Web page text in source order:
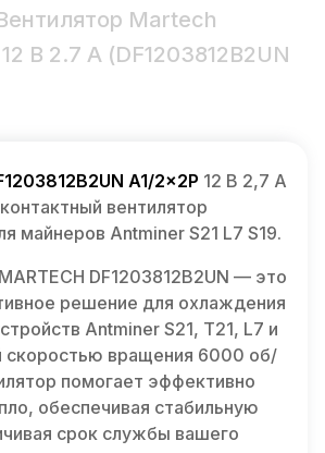
Martech
В 2.7 А (DF1203812B2UN
A1/2×2P 12 В 2,7 А
вентилятор
майнеров Antminer S21 L7 S19.
DF1203812B2UN — это
решение для охлаждения
Antminer S21, T21, L7 и
скоростью вращения 6000 об/
помогает эффективно
обеспечивая стабильную
срок службы вашего